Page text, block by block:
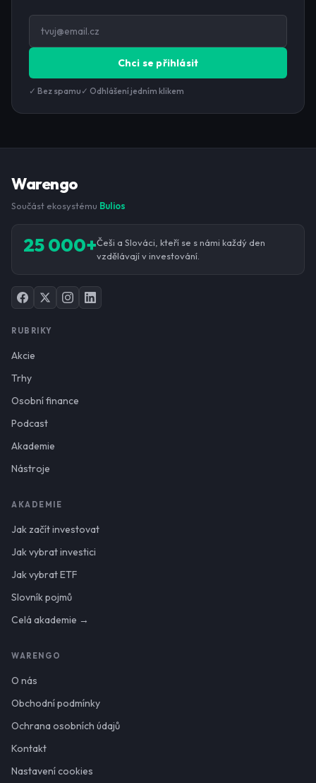
Chci se přihlásit
✓ Bez spamu ✓ Odhlášení jedním klikem
Warengo
Součást ekosystému Bulios
25 000+Češi a Slováci, kteří se s námi každý den
vzdělávají v investování.
RUBRIKY
Akcie
Trhy
Osobní finance
Podcast
Akademie
Nástroje
AKADEMIE
Jak začít investovat
Jak vybrat investici
Jak vybrat ETF
Slovník pojmů
Celá akademie →
WARENGO
O nás
Obchodní podmínky
Ochrana osobních údajů
Kontakt
Nastavení cookies